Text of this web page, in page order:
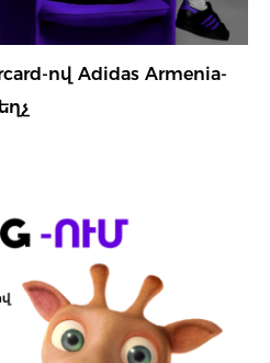
ով Adidas Armenia-